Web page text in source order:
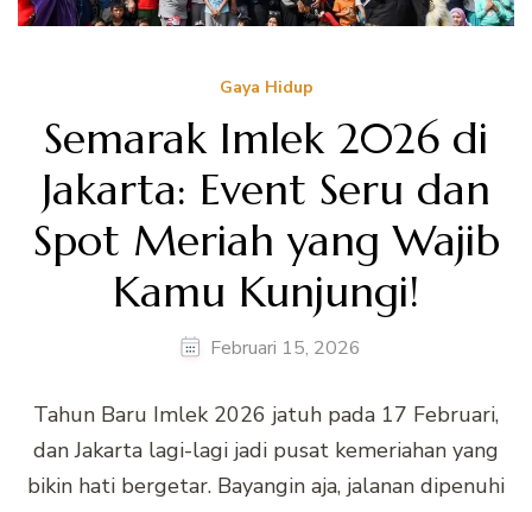
Gaya Hidup
Semarak Imlek 2026 di
Jakarta: Event Seru dan
Spot Meriah yang Wajib
Kamu Kunjungi!
Februari 15, 2026
Tahun Baru Imlek 2026 jatuh pada 17 Februari,
dan Jakarta lagi-lagi jadi pusat kemeriahan yang
bikin hati bergetar. Bayangin aja, jalanan dipenuhi